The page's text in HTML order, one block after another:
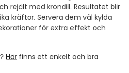
rejält med krondill. Resultatet blir
kräftor. Servera dem väl kylda
för extra effekt och
Här finns ett enkelt och bra